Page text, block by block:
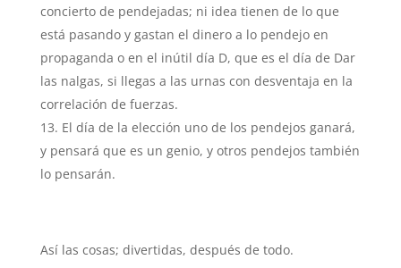
concierto de pendejadas; ni idea tienen de lo que
está pasando y gastan el dinero a lo pendejo en
propaganda o en el inútil día D, que es el día de Dar
las nalgas, si llegas a las urnas con desventaja en la
correlación de fuerzas.
El día de la elección uno de los pendejos ganará,
y pensará que es un genio, y otros pendejos también
lo pensarán.
Así las cosas; divertidas, después de todo.